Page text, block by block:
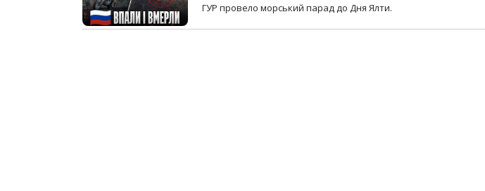
ГУР провело морський парад до Дня Ялти.